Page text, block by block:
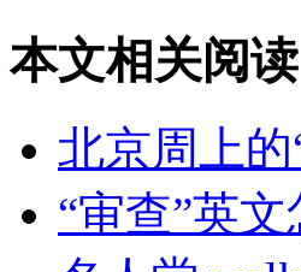
本文相关阅读
北京周上
“审查”英